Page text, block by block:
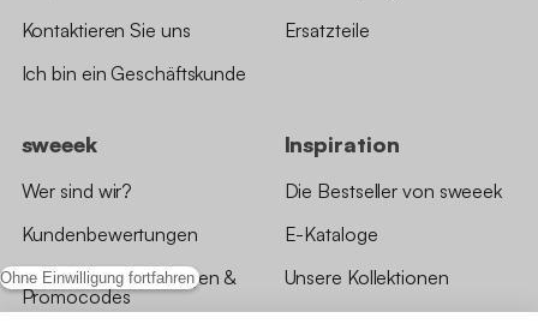
Ohne Einwilligung fortfahren
Kontaktieren Sie uns
Ich bin ein Geschäftskunde
Ersatzteile
sweeek
Wer sind wir?
Kundenbewertungen
*Angebotsbedingungen &
Promocodes
Inspiration
Die Bestseller von sweeek
E-Kataloge
Unsere Kollektionen